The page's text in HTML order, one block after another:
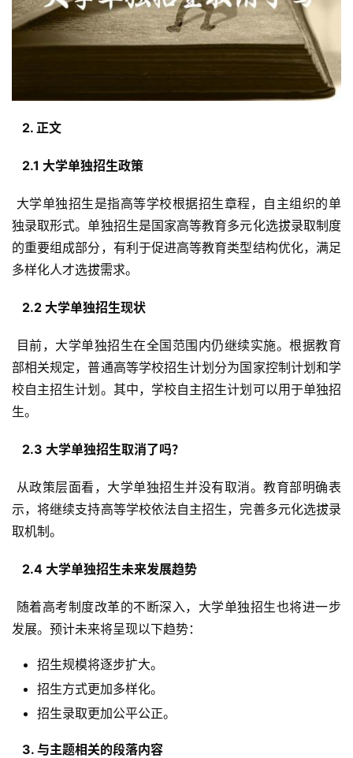
  2. 正文
  2.1 大学单独招生政策
独录取形式。单独招生是国家高等教育多元化选拔录取制度
的重要组成部分，有利于促进高等教育类型结构优化，满足
多样化人才选拔需求。
  2.2 大学单独招生现状
部相关规定，普通高等学校招生计划分为国家控制计划和学
校自主招生计划。其中，学校自主招生计划可以用于单独招
生。
  2.3 大学单独招生取消了吗？
示，将继续支持高等学校依法自主招生，完善多元化选拔录
取机制。
  2.4 大学单独招生未来发展趋势
发展。预计未来将呈现以下趋势：
招生规模将逐步扩大。
招生方式更加多样化。
招生录取更加公平公正。
  3. 与主题相关的段落内容